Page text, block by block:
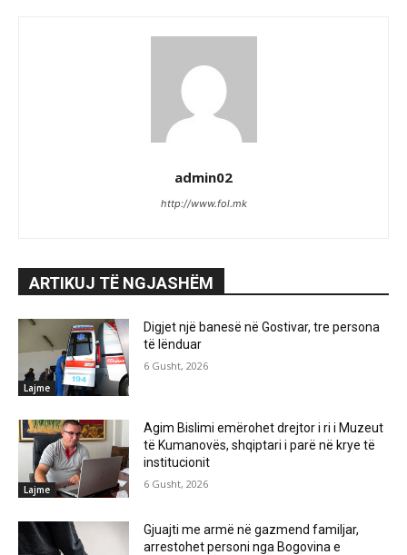
admin02
http://www.fol.mk
ARTIKUJ TË NGJASHËM
Lajme
Digjet një banesë në Gostivar, tre persona
të lënduar
6 Gusht, 2026
Lajme
Agim Bislimi emërohet drejtor i ri i Muzeut
të Kumanovës, shqiptari i parë në krye të
institucionit
6 Gusht, 2026
Gjuajti me armë në gazmend familjar,
arrestohet personi nga Bogovina e